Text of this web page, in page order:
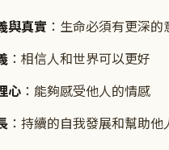
與真實 ：生命必須有更深的
：相信人和世界可以更好
心 ：能夠感受他人的情感
：持續的自我發展和幫助他